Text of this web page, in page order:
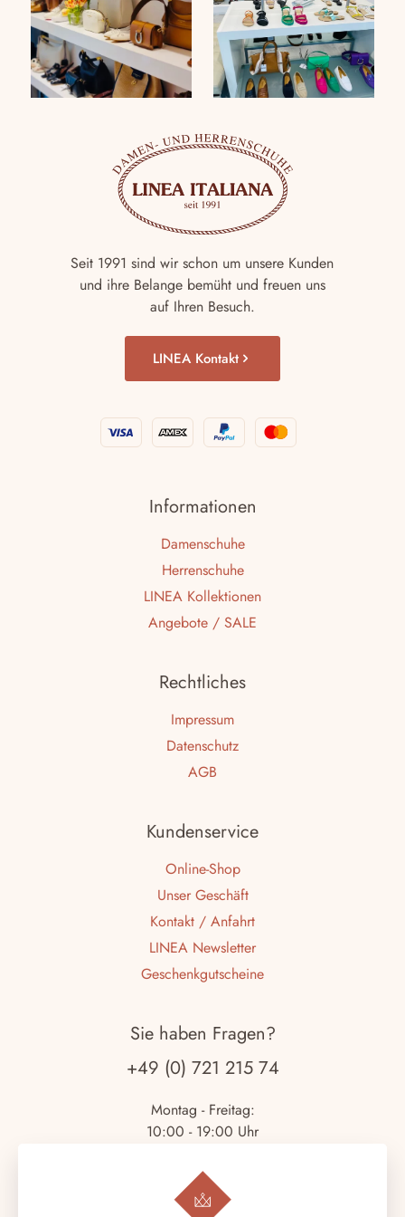
Seit 1991 sind wir schon um unsere Kunden
und ihre Belange bemüht und freuen uns
auf Ihren Besuch.
LINEA Kontakt
Informationen
Damenschuhe
Herrenschuhe
LINEA Kollektionen
Angebote / SALE
Rechtliches
Impressum
Datenschutz
AGB
Kundenservice
Online-Shop
Unser Geschäft
Kontakt / Anfahrt
LINEA Newsletter
Geschenkgutscheine
Sie haben Fragen?
+49 (0) 721 215 74
Montag - Freitag:
10:00 - 19:00 Uhr
Samstag:
10:00 - 18:00 Uhr